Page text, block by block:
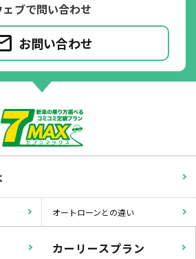
バンパー
ェブで問い合わせ
お問い合わせ
オートローンとの違い
カーリースプラン